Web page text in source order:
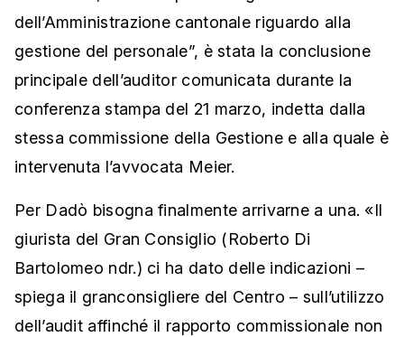
dell’Amministrazione cantonale riguardo alla
gestione del personale”, è stata la conclusione
principale dell’auditor comunicata durante la
conferenza stampa del 21 marzo, indetta dalla
stessa commissione della Gestione e alla quale è
intervenuta l’avvocata Meier.
Per Dadò bisogna finalmente arrivarne a una. «Il
giurista del Gran Consiglio (Roberto Di
Bartolomeo ndr.) ci ha dato delle indicazioni –
spiega il granconsigliere del Centro – sull’utilizzo
dell’audit affinché il rapporto commissionale non